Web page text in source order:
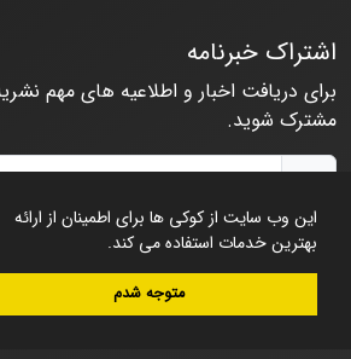
این وب سایت از کوکی ها برای اطمینان از ارائه
بهترین خدمات استفاده می کند.
متوجه شدم
اشتراک خبرنامه
برای دریافت اخبار و اطلاعیه های مهم
مشترک شوید.
© سامانه مدیریت نشریات علمی.
طراحی